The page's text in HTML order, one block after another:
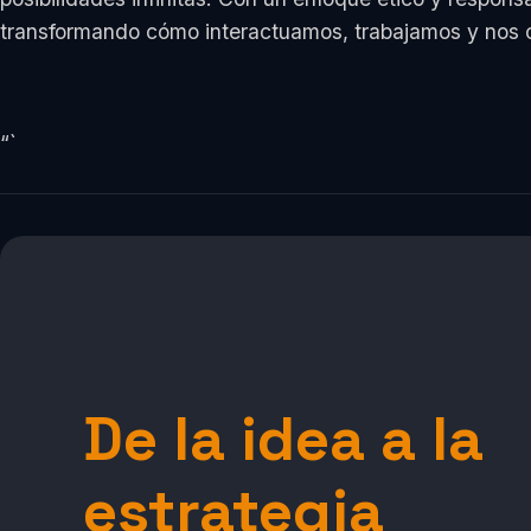
transformando cómo interactuamos, trabajamos y nos
“`
De la idea a la
estrategia